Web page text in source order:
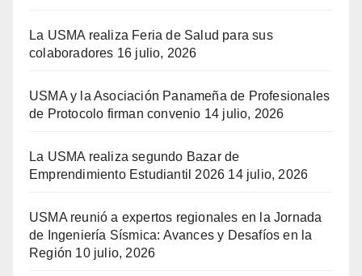
La USMA realiza Feria de Salud para sus
colaboradores 16 julio, 2026
USMA y la Asociación Panameña de Profesionales
de Protocolo firman convenio 14 julio, 2026
La USMA realiza segundo Bazar de
Emprendimiento Estudiantil 2026 14 julio, 2026
USMA reunió a expertos regionales en la Jornada
de Ingeniería Sísmica: Avances y Desafíos en la
Región 10 julio, 2026